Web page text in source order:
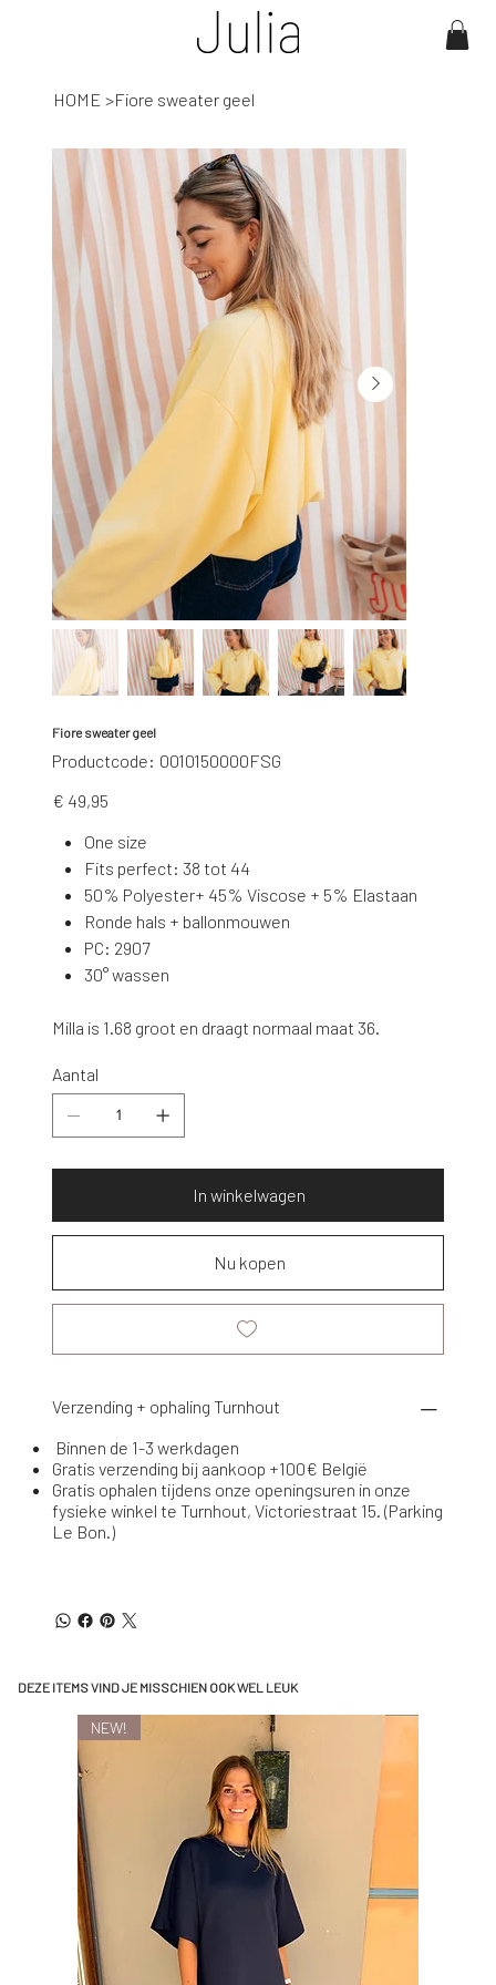
HOME >Fiore sweater geel
Fiore sweater geel
Productcode:
Productcode
0010150000FSG
0010150000FSG
Prijs
€ 49,95
One size
Fits perfect: 38 tot 44
50% Polyester+ 45% Viscose + 5% Elastaan
Ronde hals + ballonmouwen
PC: 2907
30° wassen
Milla is 1.68 groot en draagt normaal maat 36.
Aantal
In winkelwagen
Nu kopen
Verzending + ophaling Turnhout
Binnen de 1-3 werkdagen
Gratis verzending bij aankoop +100€ België
Gratis ophalen tijdens onze openingsuren in onze
fysieke winkel te Turnhout, Victoriestraat 15. (Parking
Le Bon.)
DEZE ITEMS VIND JE MISSCHIEN OOK WEL LEUK
NEW!